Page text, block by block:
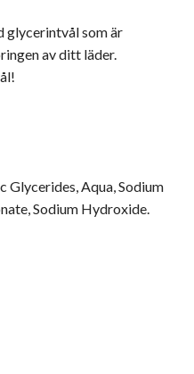
glycerintvål som är
av ditt läder.
Glycerides, Aqua, Sodium
Sodium Hydroxide.